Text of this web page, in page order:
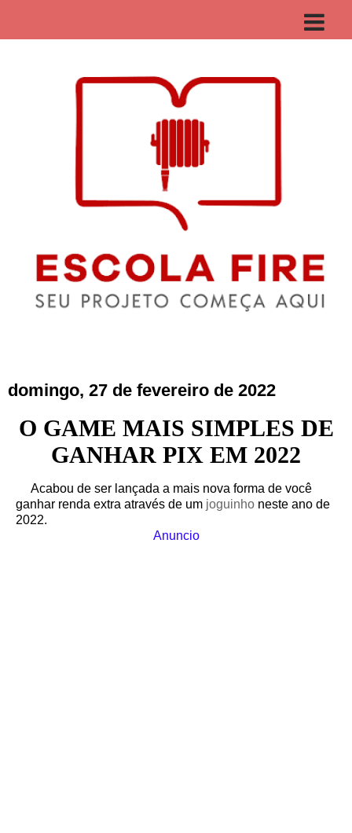
domingo, 27 de fevereiro de 2022
O GAME MAIS SIMPLES DE
GANHAR PIX EM 2022
Acabou de ser lançada a mais nova forma de você
ganhar renda extra através de um joguinho neste ano de
2022.
Anuncio